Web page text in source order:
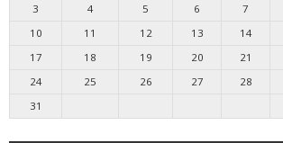
3
4 5 6 7
10
11 12 13 14
17
18 19 20 21
24
25 26 27 28
31